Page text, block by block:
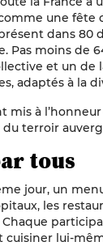
une
dans 80
Pas moins de
et un
adaptés à la
mis à
du terroir
tous
jour, un
les
cuisiner lui-